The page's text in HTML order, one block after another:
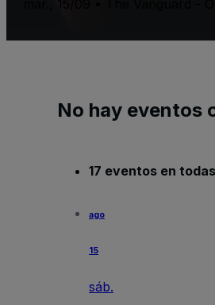
No hay eventos
17 eventos en
ago
15
sáb.